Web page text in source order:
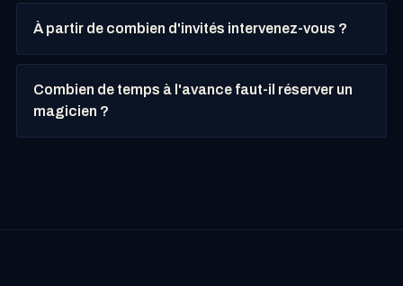
À partir de combien d'invités intervenez-vous ?
Combien de temps à l'avance faut-il réserver un
magicien ?